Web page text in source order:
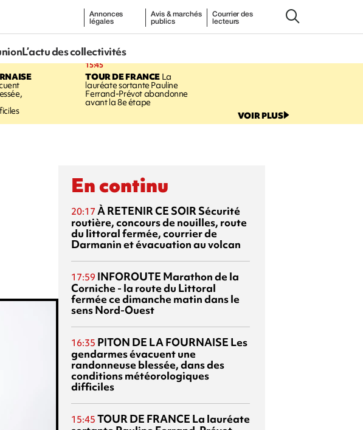
Annonces
légales
Avis & marchés
publics
Courrier des
lecteurs
L’actu des collectivités
15:45
TOUR DE FRANCELa
lauréate sortante Pauline
Ferrand-Prévot abandonne
avant la 8e étape
VOIR PLUS
En continu
20:17 À RETENIR CE SOIR Sécurité
routière, concours de nouilles, route
du littoral fermée, courrier de
Darmanin et évacuation au volcan
17:59 INFOROUTE Marathon de la
Corniche - la route du Littoral
fermée ce dimanche matin dans le
sens Nord-Ouest
16:35 PITON DE LA FOURNAISE Les
gendarmes évacuent une
randonneuse blessée, dans des
conditions météorologiques
difficiles
15:45 TOUR DE FRANCE La lauréate